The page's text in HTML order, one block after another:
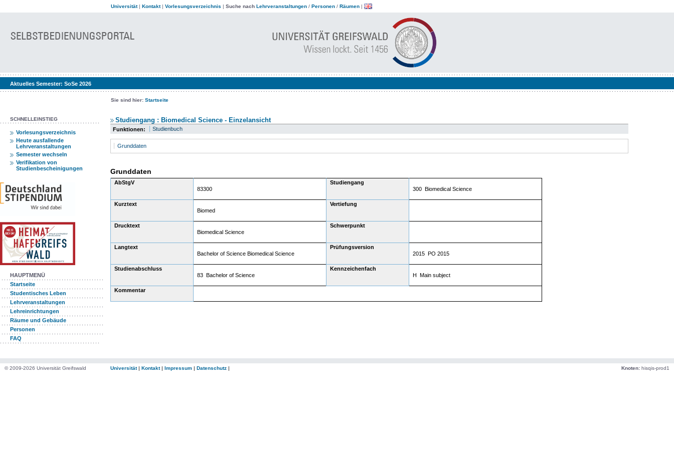
Universität| Kontakt| Vorlesungsverzeichnis | Suche nach Lehrveranstaltungen / Personen / Räumen |
Aktuelles Semester: SoSe 2026
Sie sind hier: Startseite
SCHNELLEINSTIEG
Vorlesungsverzeichnis
Heute ausfallende
Lehrveranstaltungen
Semester wechseln
Verifikation von
Studienbescheinigungen
HAUPTMENÜ
Startseite
Studentisches Leben
Lehrveranstaltungen
Lehreinrichtungen
Räume und Gebäude
Personen
FAQ
Studiengang : Biomedical Science - Einzelansicht
Funktionen: Studienbuch
Grunddaten
Grunddaten
AbStgV
83300
Studiengang
300 Biomedical Science
Kurztext
Biomed
Vertiefung
Drucktext
Biomedical Science
Schwerpunkt
Langtext
Bachelor of Science Biomedical Science
Prüfungsversion
2015 PO 2015
Studienabschluss
83 Bachelor of Science
Kennzeichenfach
H Main subject
Kommentar
© 2009-2026 Universität Greifswald Universität| Kontakt| Impressum | Datenschutz | Knoten: hisqis-prod1